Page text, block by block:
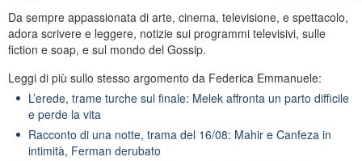
Da sempre appassionata di arte, cinema, televisione, e spettacolo,
adora scrivere e leggere, notizie sui programmi televisivi, sulle
fiction e soap, e sul mondo del Gossip.
Leggi di più sullo stesso argomento da Federica Emmanuele:
L’erede, trame turche sul finale: Melek affronta un parto difficile
e perde la vita
Racconto di una notte, trama del 16/08: Mahir e Canfeza in
intimità, Ferman derubato